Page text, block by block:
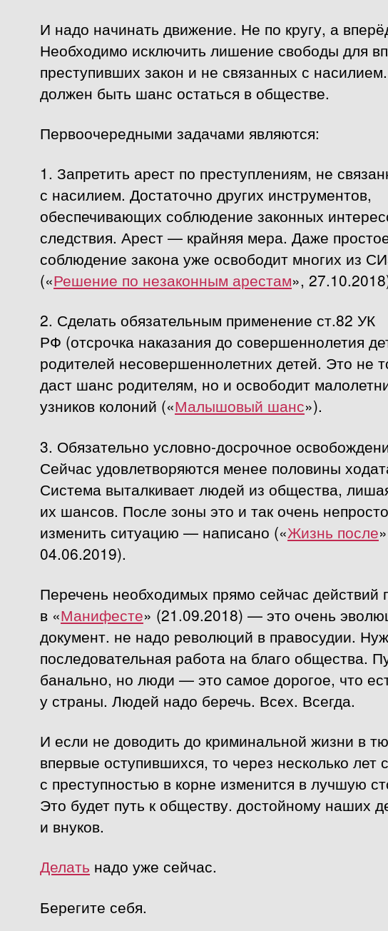
И надо начинать движение. Не по кругу, а
Необходимо исключить лишение свободы для
преступивших закон и не связанных с
должен быть шанс остаться в обществе.
Первоочередными задачами являются:
1. Запретить арест по преступлениям, не
с насилием. Достаточно других инструментов,
обеспечивающих соблюдение законных
следствия. Арест — крайняя мера. Даже
соблюдение закона уже освободит многих из
(«Решение по незаконным арестам»,
2. Сделать обязательным применение ст.82 УК
РФ (отсрочка наказания до совершеннолетия
родителей несовершеннолетних детей. Это не
даст шанс родителям, но и освободит
узников колоний («Малышовый шанс»).
3. Обязательно условно-досрочное
Сейчас удовлетворяются менее половины
Система выталкивает людей из общества,
их шансов. После зоны это и так очень
изменить ситуацию — написано («Жизнь после
04.06.2019).
Перечень необходимых прямо сейчас действий
в «Манифесте» (21.09.2018) — это очень
документ. не надо революций в правосудии.
последовательная работа на благо общества.
банально, но люди — это самое дорогое, что
у страны. Людей надо беречь. Всех. Всегда.
И если не доводить до криминальной жизни в
впервые оступившихся, то через несколько лет
с преступностью в корне изменится в лучшую
Это будет путь к обществу. достойному наших
и внуков.
Делать надо уже сейчас.
Берегите себя.